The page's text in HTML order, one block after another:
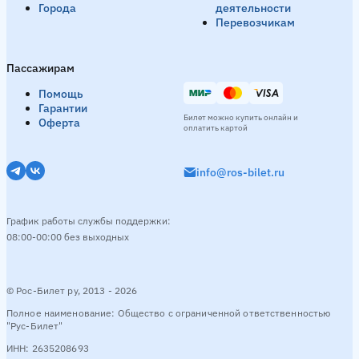
Города
Пассажирам
Помощь
Гарантии
Оферта
деятельности
Перевозчикам
© Рос-Билет ру, 2013 - 2026
Полное наименование: Общество с ограниченной ответственностью
"Рус-Билет"
ИНН: 2635208693
info@ros-bilet.ru
График работы службы поддержки:
08:00-00:00 без выходных
Билет можно купить онлайн и
оплатить картой